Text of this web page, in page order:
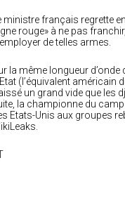
ministre français regrette
rouge» à ne pas
de telles armes.
la même longueur
(l’équivalent
un grand vide que les
la championne du
Etats-Unis aux groupes